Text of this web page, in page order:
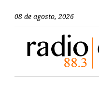
08 de agosto, 2026